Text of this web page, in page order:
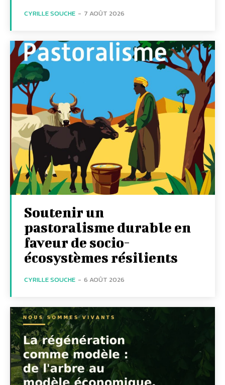
CYRILLE SOUCHE - 7 AOÛT 2026
Soutenir un
pastoralisme durable en
faveur de socio-
écosystèmes résilients
CYRILLE SOUCHE - 6 AOÛT 2026